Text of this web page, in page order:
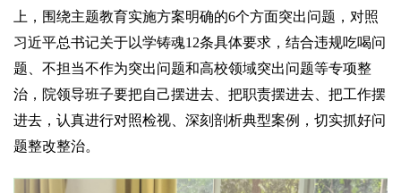
上，围绕主题教育实施方案明确的6个方面突出问题，对照
习近平总书记关于以学铸魂12条具体要求，结合违规吃喝问
题、不担当不作为突出问题和高校领域突出问题等专项整
治，院领导班子要把自己摆进去、把职责摆进去、把工作摆
进去，认真进行对照检视、深刻剖析典型案例，切实抓好问
题整改整治。